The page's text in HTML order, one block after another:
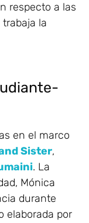
respecto a las
la
en el marco
Sister,
. La
Mónica
durante
elaborada por